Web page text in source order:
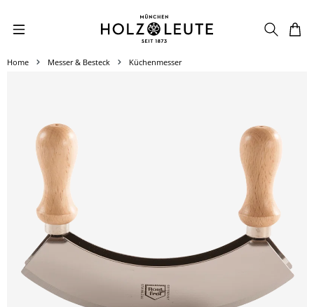
Zum Hauptinhalt springen
Home Messer & Besteck Küchenmesser